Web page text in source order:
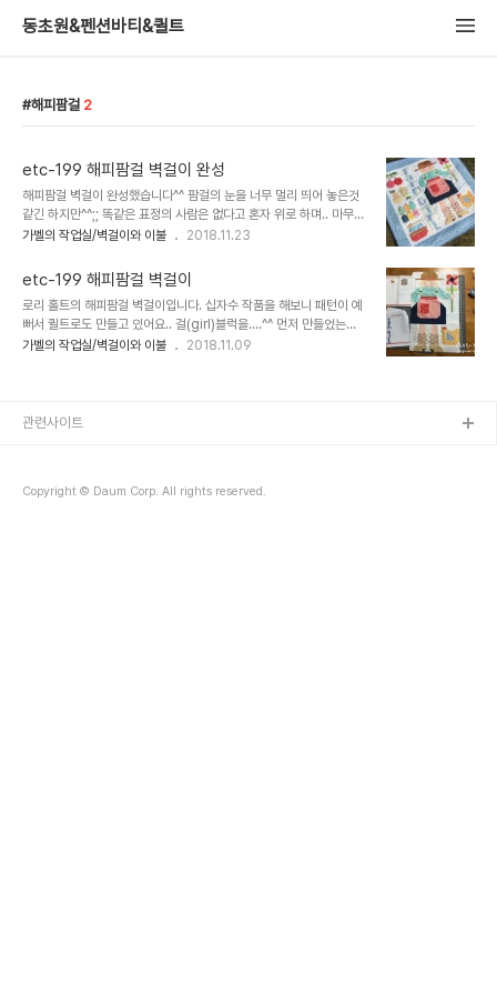
동초원&펜션바티&퀼트
해피팜걸 2
etc-199 해피팜걸 벽걸이 완성
해피팜걸 벽걸이 완성했습니다^^ 팜걸의 눈을 너무 멀리 띄어 놓은것
같긴 하지만^^;; 똑같은 표정의 사람은 없다고 혼자 위로 하며.. 마무리
했어요.. 언제나 그렇듯 아쉬운 마음이 살짝 들기도 하지만 완성의 기
ㅜ 이..
가벨의 작업실/벽걸이와 이불 2018.11.23
etc-199 해피팜걸 벽걸이
로리 홀트의 해피팜걸 벽걸이입니다. 십자수 작품을 해보니 패턴이 예
뻐서 퀼트로도 만들고 있어요.. 걸(girl)블럭을....^^ 먼저 만들었는데
생각보다 손톱만한 조각들이 많아서 (재단크기가 1인치인 조각이 전체
가벨의 작업실/벽걸이와 이불 2018.11.09
Copyright © Daum Corp. All rights reserved.
관련사이트